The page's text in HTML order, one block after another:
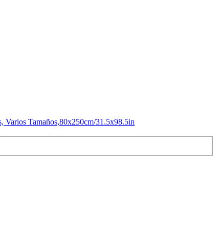
Varios Tamaños,80x250cm/31.5x98.5in